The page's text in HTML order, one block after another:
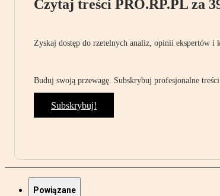
Czytaj treści PRO.RP.PL za
Zyskaj dostęp do rzetelnych analiz, opinii ekspertów i
Buduj swoją przewagę. Subskrybuj profesjonalne
Subskrybuj!
Powiązane